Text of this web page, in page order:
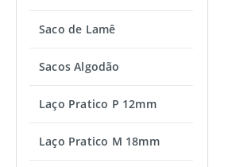
Saco de Lamê
Sacos Algodão
Laço Pratico P 12mm
Laço Pratico M 18mm